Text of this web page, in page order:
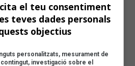
el teu consentiment
teves dades personals
objectius
personalitzats, mesurament de
contingut, investigació sobre el